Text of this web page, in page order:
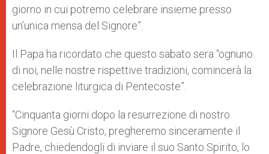
giorno in cui potremo celebrare insieme presso
un’unica mensa del Signore”.
Il Papa ha ricordato che questo sabato sera “ognuno
di noi, nelle nostre rispettive tradizioni, comincerà la
celebrazione liturgica di Pentecoste”.
“Cinquanta giorni dopo la resurrezione di nostro
Signore Gesù Cristo, pregheremo sinceramente il
Padre, chiedendogli di inviare il suo Santo Spirito, lo